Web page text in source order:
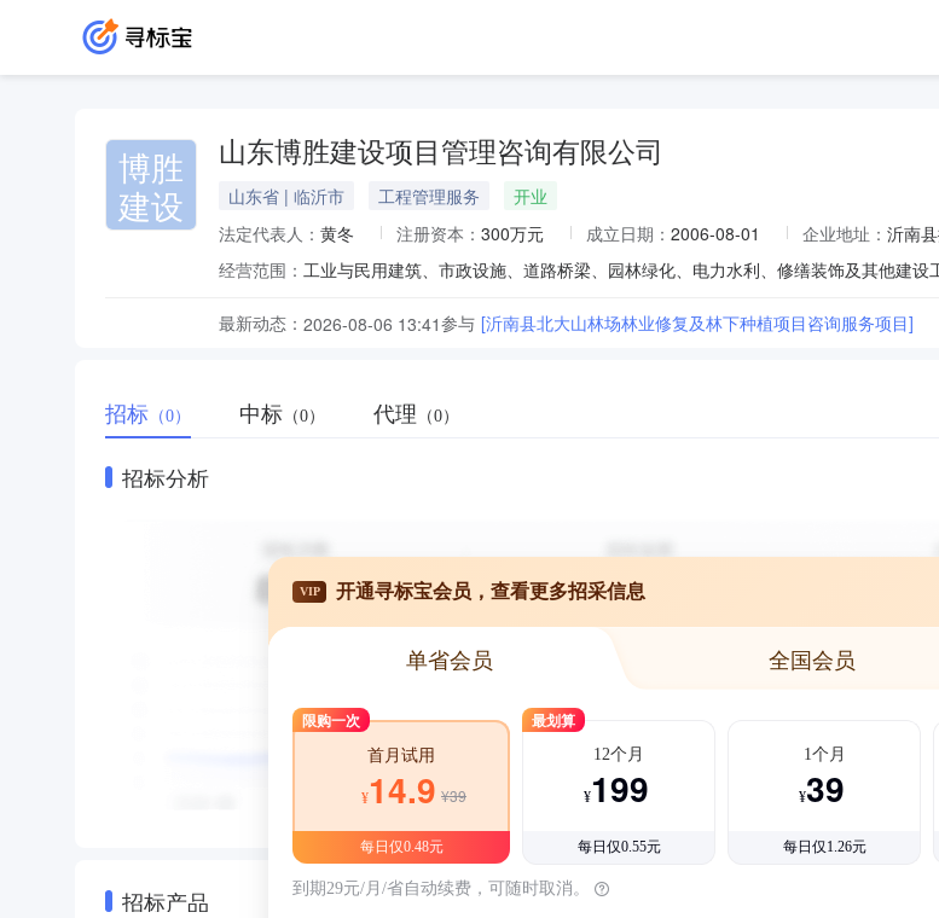
博胜
建设
山东博胜建设项目管理咨询有限公司
山东省 | 临沂市 工程管理服务
开业
法定代表人： 黄冬 注册资本： 300万元 成立日期： 2006-08-01 企业地址： 沂南
经营范围：
最新动态： 2026-08-06 13:41参与 [沂南县北大山林场林业修复及林下种植项目咨询服务项目]
招标 （0） 中标 （0） 代理 （0）
招标分析
招标产品
VIP 开通寻标宝会员，查看更多招采信息
单省会员 全国会员
限购一次
首月试用
¥14.9 ¥39
每日仅0.48元
最划算
12个月
¥199
每日仅0.55元
1个月
¥39
每日仅1.26元
到期29元/月/省自动续费，可随时取消。